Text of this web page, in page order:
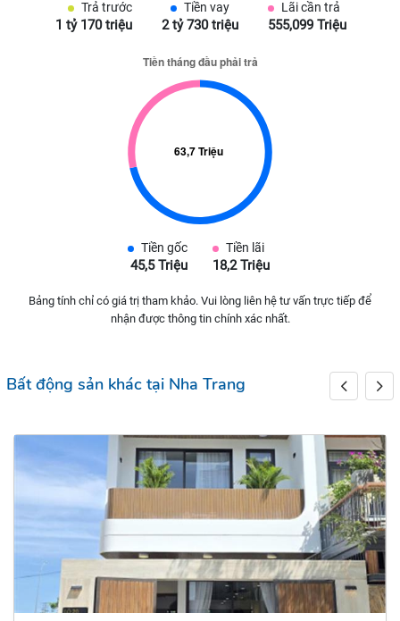
Trả trước
1 tỷ 170 triệu
Tiền vay
2 tỷ 730 triệu
Lãi cần trả
555,099 Triệu
Tiền gốc
45,5 Triệu
Tiền lãi
18,2 Triệu
Bảng tính chỉ có giá trị tham khảo. Vui lòng liên hệ tư vấn trực tiếp để
nhận được thông tin chính xác nhất.
Bất động sản khác tại Nha Trang